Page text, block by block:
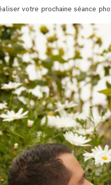
votre prochaine séance